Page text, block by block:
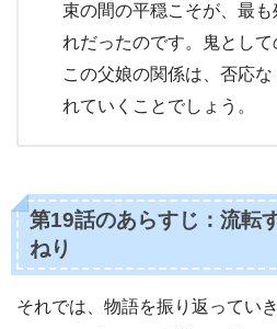
束の間の平穏こそが、最
れだったのです。鬼として
この父娘の関係は、否応
れていくことでしょう。
第19話のあらすじ：流転
ねり
それでは、物語を振り返ってい